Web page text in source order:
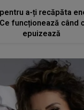
a-ți recăpăta
funcționează când
epuizează